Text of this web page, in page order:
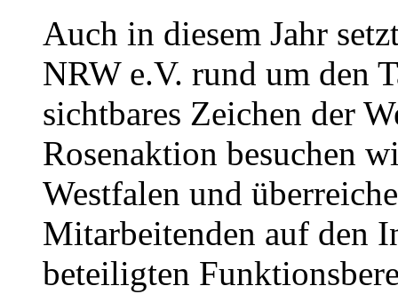
Auch in diesem Jahr
NRW e.V. rund um den
sichtbares Zeichen der
Rosenaktion besuchen
Westfalen und
Mitarbeitenden auf den
beteiligten